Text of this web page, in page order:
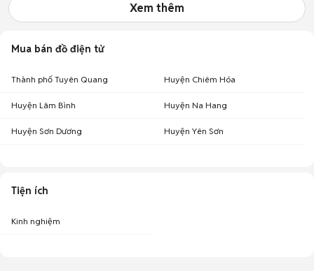
Xem thêm
Mua bán đồ điện tử
Thành phố Tuyên Quang Huyện Chiêm Hóa
Huyện Lâm Bình Huyện Na Hang
Huyện Sơn Dương Huyện Yên Sơn
Tiện ích
Kinh nghiệm